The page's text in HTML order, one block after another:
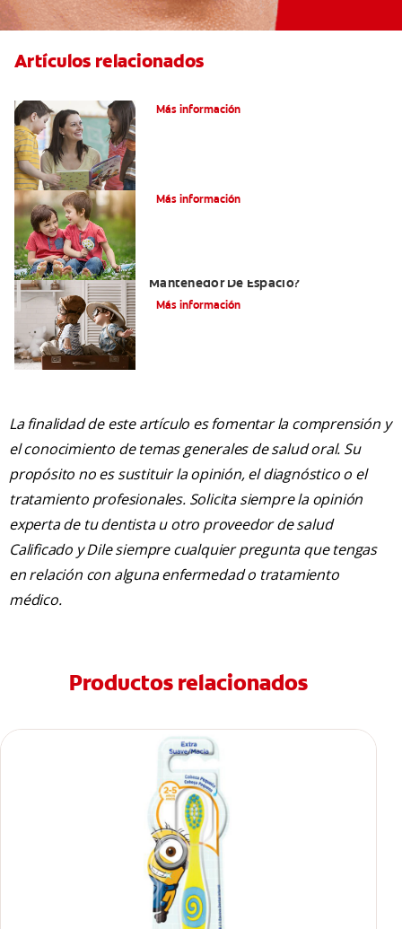
Artículos relacionados
Más información
Más información
Mantenedor De Espacio?
Más información
La finalidad de este artículo es fomentar la comprensión y
el conocimiento de temas generales de salud oral. Su
propósito no es sustituir la opinión, el diagnóstico o el
tratamiento profesionales. Solicita siempre la opinión
experta de tu dentista u otro proveedor de salud
Calificado y Dile siempre cualquier pregunta que tengas
en relación con alguna enfermedad o tratamiento
médico.
Productos relacionados